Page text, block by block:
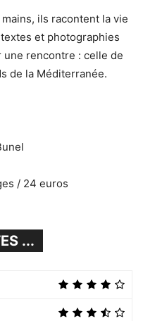
ils racontent la vie
et photographies
rencontre : celle de
de la Méditerranée.
/ 24 euros
...